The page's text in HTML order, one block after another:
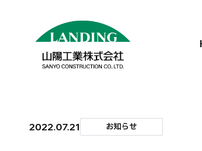
2022.07.21 お知らせ